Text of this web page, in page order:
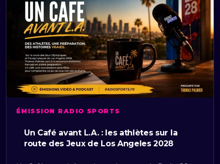
ÉMISSION RADIO SPORTS
Un Café avant L.A. : les athlètes sur la
route des Jeux de Los Angeles 2028